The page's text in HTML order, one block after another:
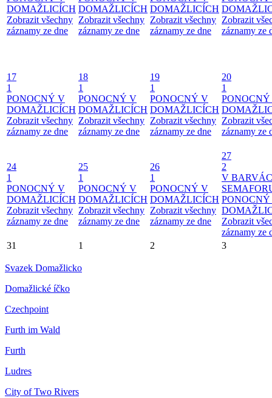
DOMAŽLICÍCH
Zobrazit všechny
záznamy ze dne
DOMAŽLICÍCH
Zobrazit všechny
záznamy ze dne
DOMAŽLICÍCH
Zobrazit všechny
záznamy ze dne
Zobrazit
záznamy ze
17
1
PONOCNÝ V
DOMAŽLICÍCH
Zobrazit všechny
záznamy ze dne
18
1
PONOCNÝ V
DOMAŽLICÍCH
Zobrazit všechny
záznamy ze dne
19
1
PONOCNÝ V
DOMAŽLICÍCH
Zobrazit všechny
záznamy ze dne
20
1
Zobrazit
záznamy ze
24
1
PONOCNÝ V
DOMAŽLICÍCH
Zobrazit všechny
záznamy ze dne
25
1
PONOCNÝ V
DOMAŽLICÍCH
Zobrazit všechny
záznamy ze dne
26
1
PONOCNÝ V
DOMAŽLICÍCH
Zobrazit všechny
záznamy ze dne
27
2
V
Zobrazit
záznamy ze
31
1 2 3
Svazek Domažlicko
Domažlické íčko
Czechpoint
Furth im Wald
Furth
Ludres
City of Two Rivers